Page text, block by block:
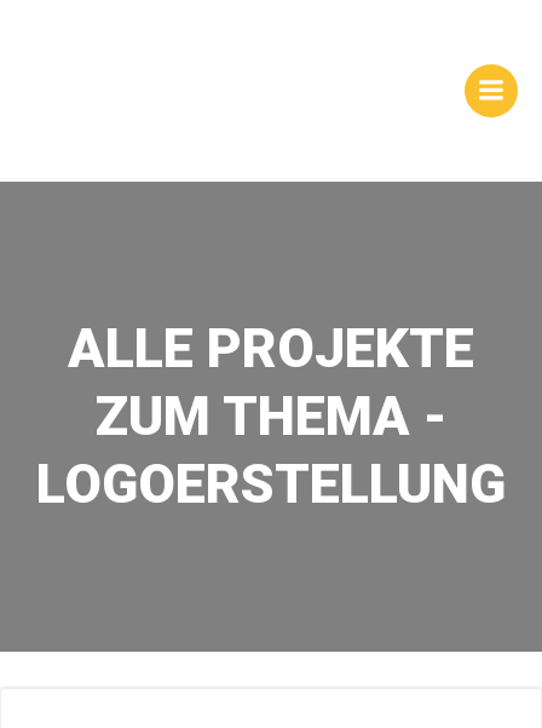
HOMEPAGEGESTALTUNG
ALLE PROJEKTE
ZUM THEMA -
LOGOERSTELLUNG